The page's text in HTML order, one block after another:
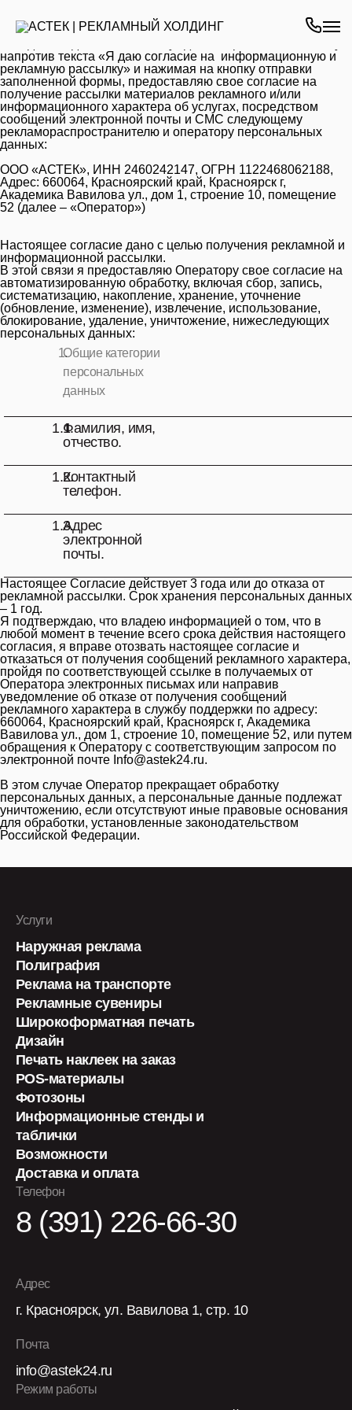
РЕКЛАМНОЙ РАССЫЛКИ
Настоящим я, действуя от своего имени, добровольно и не
напротив текста «Я даю согласие на информационную и
рекламную рассылку» и нажимая на кнопку отправки
заполненной формы, предоставляю свое согласие на
получение рассылки материалов рекламного и/или
информационного характера об услугах, посредством
сообщений электронной почты и СМС следующему
рекламораспространителю и оператору персональных
данных:
ООО «АСТЕК», ИНН 2460242147, ОГРН 1122468062188,
Адрес: 660064, Красноярский край, Красноярск г,
Академика Вавилова ул., дом 1, строение 10, помещение
52 (далее – «Оператор»)
Настоящее согласие дано с целью получения рекламной и
информационной рассылки.
В этой связи я предоставляю Оператору свое согласие на
автоматизированную обработку, включая сбор, запись,
систематизацию, накопление, хранение, уточнение
(обновление, изменение), извлечение, использование,
блокирование, удаление, уничтожение, нижеследующих
персональных данных:
1.Общие категории
персональных
данных
1.1.Фамилия, имя,
отчество.
1.2.Контактный
телефон.
1.3.Адрес
электронной
почты.
Настоящее Согласие действует 3 года или до отказа от
рекламной рассылки. Срок хранения персональных данных
– 1 год.
Я подтверждаю, что владею информацией о том, что в
любой момент в течение всего срока действия настоящего
согласия, я вправе отозвать настоящее согласие и
отказаться от получения сообщений рекламного характера,
пройдя по соответствующей ссылке в получаемых от
Оператора электронных письмах или направив
уведомление об отказе от получения сообщений
рекламного характера в службу поддержки по адресу:
660064, Красноярский край, Красноярск г, Академика
Вавилова ул., дом 1, строение 10, помещение 52, или путем
обращения к Оператору с соответствующим запросом по
электронной почте Info@astek24.ru.
В этом случае Оператор прекращает обработку
персональных данных, а персональные данные подлежат
уничтожению, если отсутствуют иные правовые основания
для обработки, установленные законодательством
Российской Федерации.
Услуги
Наружная реклама
Полиграфия
Реклама на транспорте
Рекламные сувениры
Широкоформатная печать
Дизайн
Печать наклеек на заказ
POS-материалы
Фотозоны
Информационные стенды и
таблички
Возможности
Доставка и оплата
Телефон
8 (391) 226-66-30
Адрес
г. Красноярск, ул. Вавилова 1, стр. 10
Почта
info@astek24.ru
Режим работы